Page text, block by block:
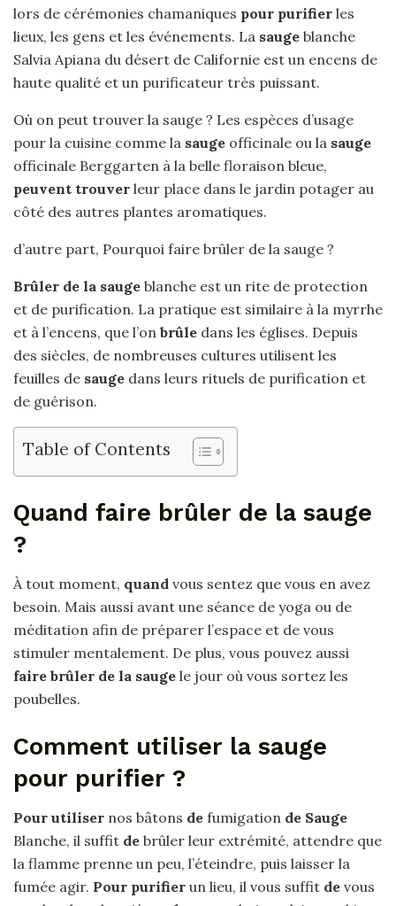
lors de cérémonies chamaniques pour purifier les
lieux, les gens et les événements. La sauge blanche
Salvia Apiana du désert de Californie est un encens de
haute qualité et un purificateur très puissant.
Où on peut trouver la sauge ? Les espèces d’usage
pour la cuisine comme la sauge officinale ou la sauge
officinale Berggarten à la belle floraison bleue,
peuvent trouver leur place dans le jardin potager au
côté des autres plantes aromatiques.
d’autre part, Pourquoi faire brûler de la sauge ?
Brûler de la sauge blanche est un rite de protection
et de purification. La pratique est similaire à la myrrhe
et à l’encens, que l’on brûle dans les églises. Depuis
des siècles, de nombreuses cultures utilisent les
feuilles de sauge dans leurs rituels de purification et
de guérison.
Table of Contents
Quand faire brûler de la sauge
?
À tout moment, quand vous sentez que vous en avez
besoin. Mais aussi avant une séance de yoga ou de
méditation afin de préparer l’espace et de vous
stimuler mentalement. De plus, vous pouvez aussi
faire brûler de la sauge le jour où vous sortez les
poubelles.
Comment utiliser la sauge
pour purifier ?
Pour utiliser nos bâtons de fumigation de Sauge
Blanche, il suffit de brûler leur extrémité, attendre que
la flamme prenne un peu, l’éteindre, puis laisser la
fumée agir. Pour purifier un lieu, il vous suffit de vous